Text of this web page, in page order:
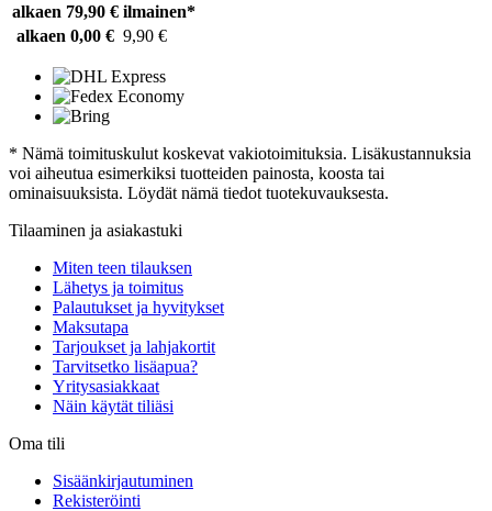
alkaen 79,90 € ilmainen*
alkaen 0,00 € 9,90 €
* Nämä toimituskulut koskevat vakiotoimituksia. Lisäkustannuksia
voi aiheutua esimerkiksi tuotteiden painosta, koosta tai
ominaisuuksista. Löydät nämä tiedot tuotekuvauksesta.
Tilaaminen ja asiakastuki
Miten teen tilauksen
Lähetys ja toimitus
Palautukset ja hyvitykset
Maksutapa
Tarjoukset ja lahjakortit
Tarvitsetko lisäapua?
Yritysasiakkaat
Näin käytät tiliäsi
Oma tili
Sisäänkirjautuminen
Rekisteröinti